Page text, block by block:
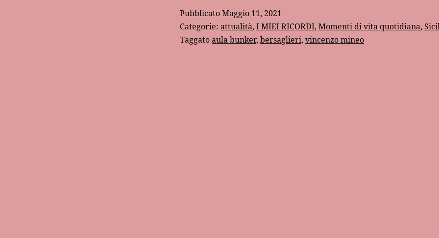
Mineo
PubblicatoMaggio 11, 2021
Categorie: attualità, I MIEI RICORDI, Momenti di vita quotidiana,
Taggatoaula bunker, bersaglieri, vincenzo mineo